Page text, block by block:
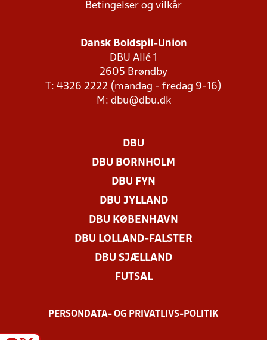
Betingelser og vilkår
Dansk Boldspil-Union
DBU Allé 1
2605 Brøndby
T: 4326 2222 (mandag - fredag 9-16)
M: dbu@dbu.dk
DBU
DBU BORNHOLM
DBU FYN
DBU JYLLAND
DBU KØBENHAVN
DBU LOLLAND-FALSTER
DBU SJÆLLAND
FUTSAL
PERSONDATA- OG PRIVATLIVS-POLITIK